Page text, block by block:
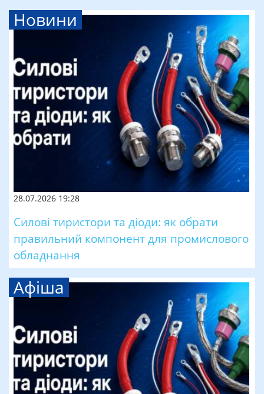
Новини
28.07.2026 19:28
Силові тиристори та діоди: як обрати
правильний компонент для промислового
обладнання
Афіша